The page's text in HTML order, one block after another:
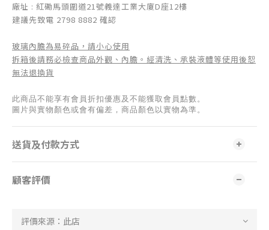
廠址 : 紅磡馬頭圍道21號義達工業大廈D座12樓
建議先致電 2798 8882 確認
玻璃內膽為易碎品，請小心使用
拆箱後請務必檢查商品外觀、內膽。經清洗、承裝液體等使用後恕
無法退換貨
此商品不能享有會員折扣優惠及不能獲取會員點數。
圖片與實物顏色或會有偏差，商品顏色以實物為準。
送貨及付款方式
顧客評價